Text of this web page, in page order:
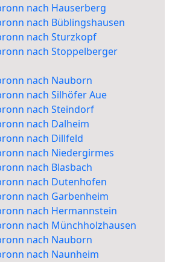
nach Hauserberg
nach Büblingshausen
nach Sturzkopf
nach Stoppelberger
nach Nauborn
nach Silhöfer Aue
nach Steindorf
nach Dalheim
nach Dillfeld
nach Niedergirmes
nach Blasbach
nach Dutenhofen
nach Garbenheim
nach Hermannstein
nach Münchholzhausen
nach Nauborn
nach Naunheim